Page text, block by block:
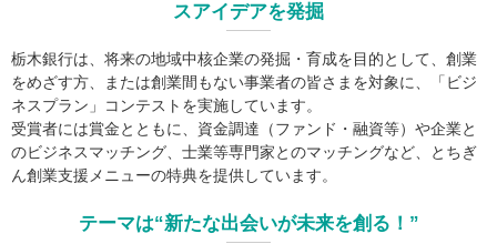
スアイデアを発掘
栃木銀行は、将来の地域中核企業の発掘・育成を目的として、創業
をめざす方、または創業間もない事業者の皆さまを対象に、「ビジ
ネスプラン」コンテストを実施しています。
受賞者には賞金とともに、資金調達（ファンド・融資等）や企業と
のビジネスマッチング、士業等専門家とのマッチングなど、とちぎ
ん創業支援メニューの特典を提供しています。
テーマは“新たな出会いが未来を創る！”